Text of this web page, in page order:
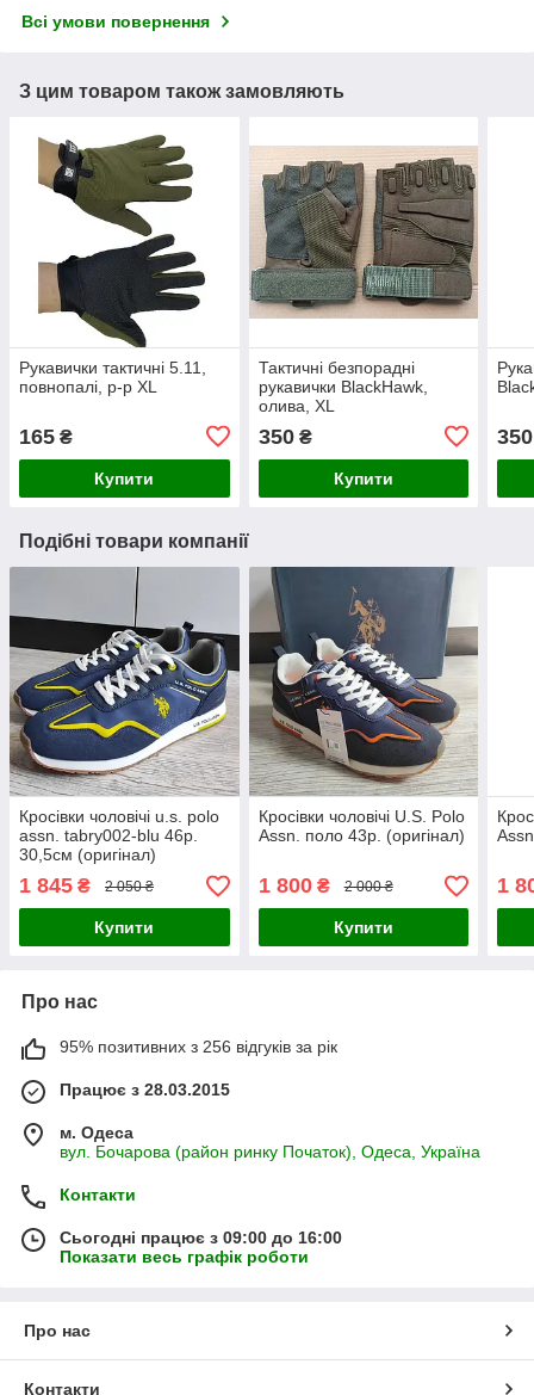
Всі умови повернення
З цим товаром також замовляють
Рукавички тактичні 5.11,
повнопалі, р-р XL
165 ₴
Купити
Тактичні безпорадні
рукавички BlackHawk,
олива, XL
350₴
Купити
350
Подібні товари компанії
Кросівки чоловічі u.s. polo
assn. tabry002-blu 46р.
30,5см (оригінал)
1 845 ₴ 2 050 ₴
Купити
Кросівки чоловічі U.S. Polo
Assn. поло 43р. (оригінал)
1 800₴ 2 000 ₴
Купити
1
Про нас
95% позитивних з 256 відгуків за рік
Працює з 28.03.2015
м. Одеса
вул. Бочарова (район ринку Початок), Одеса, Україна
Контакти
Сьогодні працює з 09:00 до 16:00
Показати весь графік роботи
Про нас
Контакти